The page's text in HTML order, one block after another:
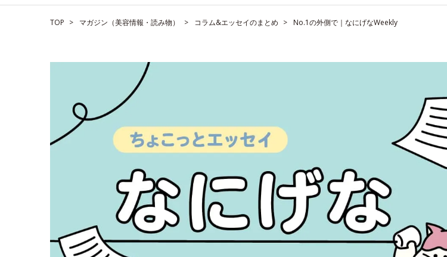
TOP マガジン（美容情報・読み物） コラム&エッセイのまとめ No.1の外側で｜なにげなWeekly